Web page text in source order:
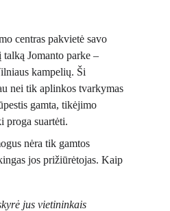
centras pakvietė savo
talką Jomanto parke –
kampelių. Ši
nei tik aplinkos tvarkymas
gamta, tikėjimo
proga suartėti.
nėra tik gamtos
jos prižiūrėtojas. Kaip
jus vietininkais